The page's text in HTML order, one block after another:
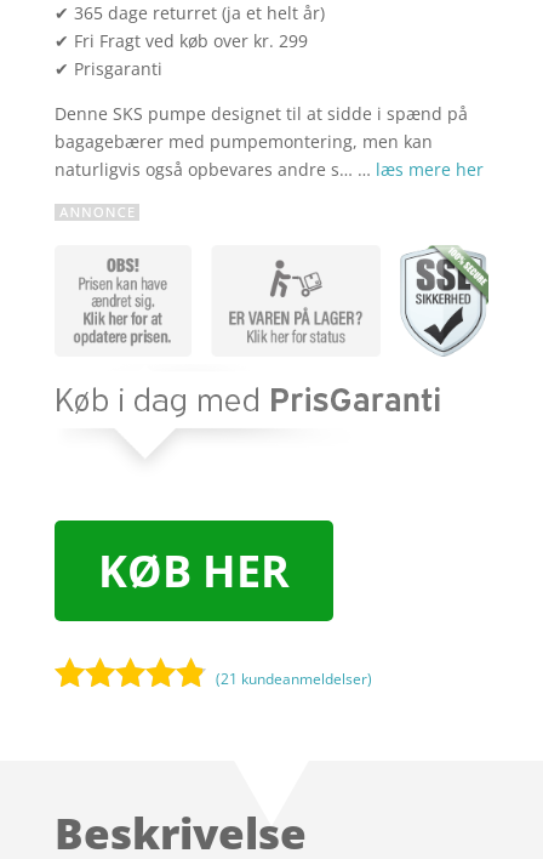
✔ 365 dage returret (ja et helt år)
✔ Fri Fragt ved køb over kr. 299
✔ Prisgaranti
Denne SKS pumpe designet til at sidde i spænd på
bagagebærer med pumpemontering, men kan
naturligvis også opbevares andre s… … læs mere her
KØB HER
kundebedø
(21 kundeanmeldelser)
Beskrivelse